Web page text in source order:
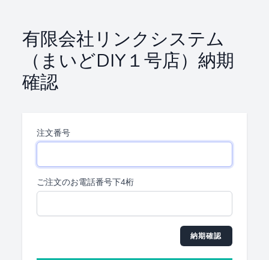
有限会社リンクシステム
（まいどDIY１号店）納期
確認
注文番号
ご注文のお電話番号下4桁
納期確認